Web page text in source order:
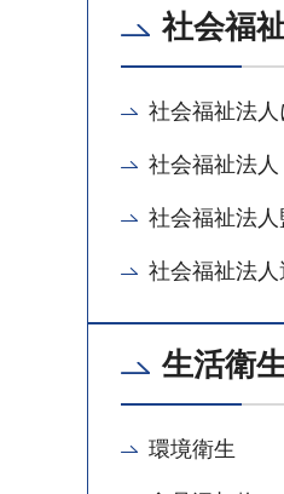
社会福
社会福祉法
社会福祉法
社会福祉法人
社会福祉法
生活衛
環境衛生